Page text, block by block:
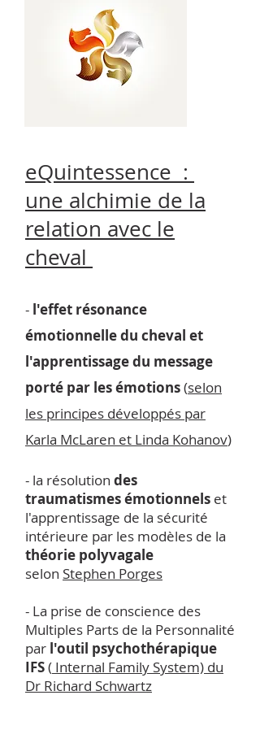
eQuintessence :
une alchimie de la
relation avec le
cheval
- l'effet résonance
émotionnelle du cheval et
l'apprentissage du message
porté par les émotions(selon
les principes développés par
Karla McLaren et Linda Kohanov)
- la résolution des
traumatismes émotionnels et
l'apprentissage de la sécurité
intérieure par les modèles de la
théorie polyvagale
selon Stephen Porges
- La prise de conscience des
Multiples Parts de la Personnalité
par l'outil psychothérapique
IFS( Internal Family System) du
Dr Richard Schwartz